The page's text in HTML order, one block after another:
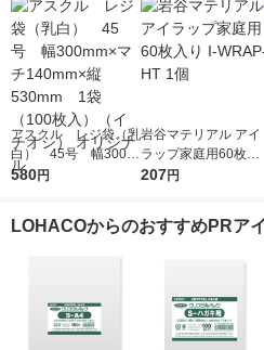
アスクル レジ袋（乳
白） 45号 幅300m
m×マチ140mm×縦53
リジナル
580円
岩谷マテリアル アイ
ラップ家庭用60枚入
り I-WRAP-HT 1個
207円
LOHACOからのおすすめPRア